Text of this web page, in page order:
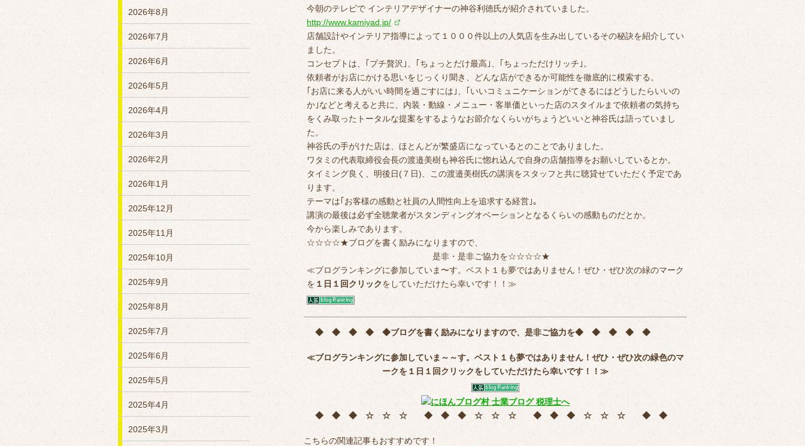
今朝のテレビで インテリアデザイナーの神谷利徳氏が紹介されていました。
http://www.kamiyad.jp/
店舗設計やインテリア指導によって１０００件以上の人気店を生み出しているその秘訣を紹介してい
ました。
コンセプトは、｢プチ贅沢｣、｢ちょっとだけ最高｣、｢ちょっただけリッチ｣。
依頼者がお店にかける思いをじっくり聞き、どんな店ができるか可能性を徹底的に模索する。
｢お店に来る人がいい時間を過ごすには｣、｢いいコミュニケーションがてきるにはどうしたらいいの
か｣などと考えると共に、内装・動線・メニュー・客単価といった店のスタイルまで依頼者の気持ち
をくみ取ったトータルな提案をするようなお節介なくらいがちょうどいいと神谷氏は語っていまし
た。
神谷氏の手がけた店は、ほとんどが繁盛店になっているとのことでありました。
ワタミの代表取締役会長の渡邉美樹も神谷氏に惚れ込んで自身の店舗指導をお願いしているとか。
タイミング良く、明後日(７日)、この渡邉美樹氏の講演をスタッフと共に聴貸せていただく予定であ
ります。
テーマは｢お客様の感動と社員の人間性向上を追求する経営｣。
講演の最後は必ず全聴衆者がスタンディングオベーションとなるくらいの感動ものだとか。
今から楽しみであります。
☆☆☆☆★ブログを書く励みになりますので、
是非・是非ご協力を☆☆☆☆★
≪ブログランキングに参加していま〜す。ベスト１も夢ではありません！ぜひ・ぜひ次の緑のマーク
を １日１回クリックをしていただけたら幸いです！！≫
◆ ◆ ◆ ◆ ◆ブログを書く励みになりますので、是非ご協力を◆ ◆ ◆ ◆ ◆
≪ブログランキングに参加していま～～す。ベスト１も夢ではありません！ぜひ・ぜひ次の緑色のマ
ークを１日１回クリックをしていただけたら幸いです！！≫
◆ ◆ ◆ ☆ ☆ ☆ ◆ ◆ ◆ ☆ ☆ ☆ ◆ ◆ ◆ ☆ ☆ ☆ ◆ ◆
こちらの関連記事もおすすめです！
2026年8月
2026年7月
2026年6月
2026年5月
2026年4月
2026年3月
2026年2月
2026年1月
2025年12月
2025年11月
2025年10月
2025年9月
2025年8月
2025年7月
2025年6月
2025年5月
2025年4月
2025年3月